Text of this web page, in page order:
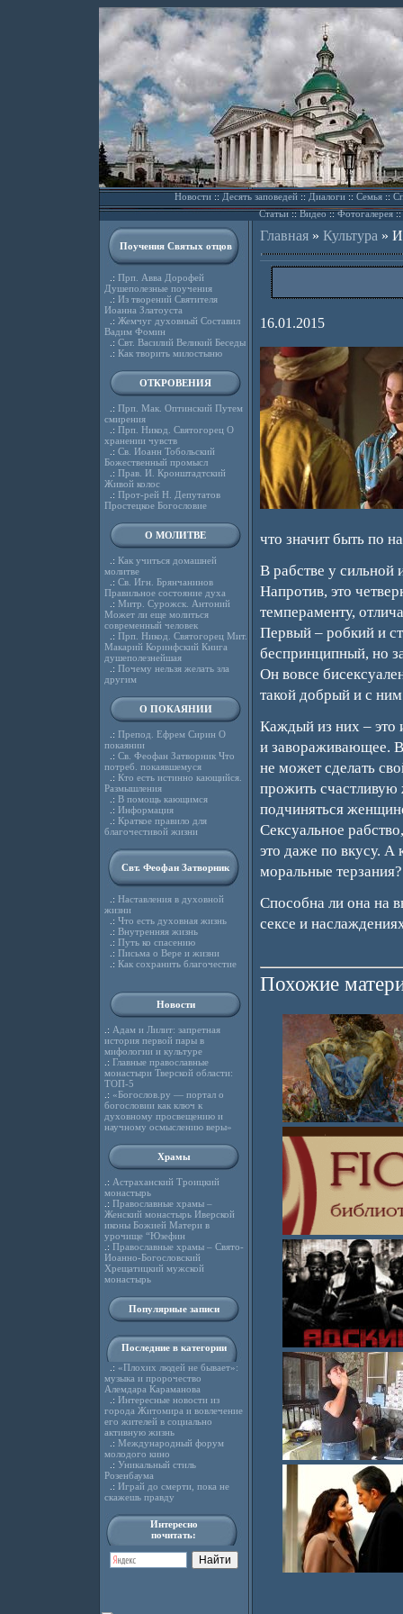
Новости::Десять заповедей::Диалоги::Семья::
Статьи::Видео ::Фотогалерея::
Поучения Святых отцов
.: Прп. Авва Дорофей
Душеполезные поучения
.: Из творений Святителя
Иоанна Златоуста
.: Жемчуг духовный Составил
Вадим Фомин
.: Свт. Василий Великий Беседы
.: Как творить милостыню
ОТКРОВЕНИЯ
.: Прп. Мак. Оптинский Путем
смирения
.: Прп. Никод. Святогорец О
хранении чувств
.: Св. Иоанн Тобольский
Божественный промысл
.: Прав. И. Кронштадтский
Живой колос
.: Прот-рей Н. Депутатов
Простецкое Богословие
О МОЛИТВЕ
.: Как учиться домашней
молитве
.: Св. Игн. Брянчанинов
Правильное состояние духа
.: Митр. Сурожск. Антоний
Может ли еще молиться
современный человек
.: Прп. Никод. Святогорец Мит.
Макарий Коринфский Книга
душеполезнейшая
.: Почему нельзя желать зла
другим
О ПОКАЯНИИ
.: Препод. Ефрем Сирин О
покаянии
.: Св. Феофан Затворник Что
потреб. покаявшемуся
.: Кто есть истинно кающийся.
Размышления
.: В помощь кающимся
.: Информация
.: Краткое правило для
благочестивой жизни
Свт. Феофан Затворник
.: Наставления в духовной
жизни
.: Что есть духовная жизнь
.: Внутренняя жизнь
.: Путь ко спасению
.: Письма о Вере и жизни
.: Как сохранить благочестие
Новости
.: Адам и Лилит: запретная
история первой пары в
мифологии и культуре
.: Главные православные
монастыри Тверской области:
ТОП-5
.: «Богослов.ру — портал о
богословии как ключ к
духовному просвещению и
научному осмыслению веры»
Храмы
.: Астраханский Троицкий
монастырь
.: Православные храмы –
Женский монастырь Иверской
иконы Божией Матери в
урочище “Юзефин
.: Православные храмы – Свято-
Иоанно-Богословский
Хрещатицкий мужской
монастырь
Популярные записи
Последние в категории
.: «Плохих людей не бывает»:
музыка и пророчество
Алемдара Караманова
.: Интересные новости из
города Житомира и вовлечение
его жителей в социально
активную жизнь
.: Международный форум
молодого кино
.: Уникальный стиль
Розенбаума
.: Играй до смерти, пока не
скажешь правду
Интересно
почитать:
Главная» Культура »
16.01.2015
что значит быть по
В рабстве у
Напротив, это
темпераменту,
Первый – робкий и
беспринципный, но
Он вовсе
такой добрый и с
Каждый из них – это
и завораживающее.
не может сделать
прожить счастливую
подчиняться
Сексуальное
это даже по вкусу.
моральные терзания?
Способна ли она на
сексе и
Похожие